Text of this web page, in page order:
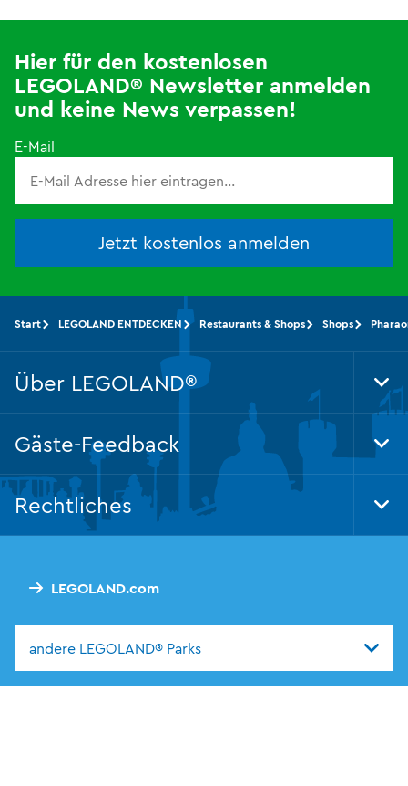
Hier für den kostenlosen
LEGOLAND® Newsletter anmelden
und keine News verpassen!
E-Mail
Jetzt kostenlos anmelden
LEGOLAND.com
andere LEGOLAND® Parks
Start LEGOLAND ENTDECKEN Restaurants & Shops Shops
Über LEGOLAND®
Gäste-Feedback
Rechtliches